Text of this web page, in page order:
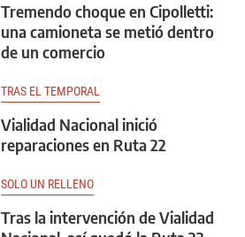
Tremendo choque en Cipolletti:
una camioneta se metió dentro
de un comercio
TRAS EL TEMPORAL
Vialidad Nacional inició
reparaciones en Ruta 22
SOLO UN RELLENO
Tras la intervención de Vialidad